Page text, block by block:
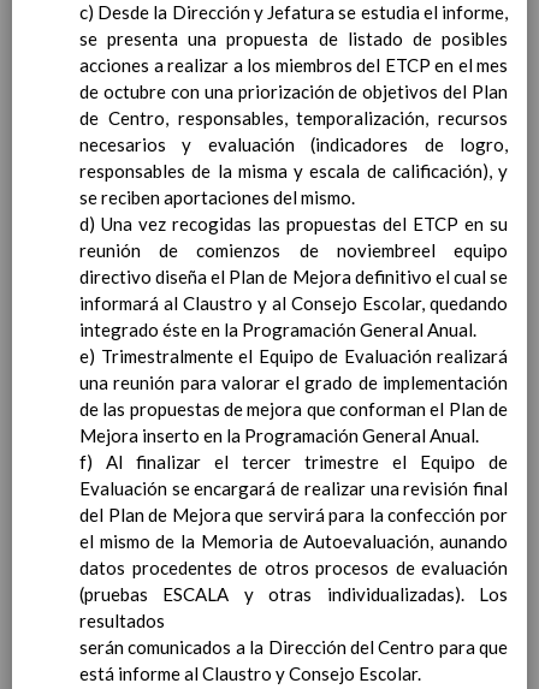
ContribuciÃ³n del Ã¡rea a
las competencias clave
ConcreciÃ³n curricular
para la etapa. Perfiles de
Ã¡rea y de
competencias
En revisiÃ³n
Ãrea de Lengua Extranjera
(inglÃ©s)
Objetivos del Ã¡rea
ContribuciÃ³n del Ã¡rea a
las competencias clave
ConcreciÃ³n curricular
para la etapa. Perfiles de
Ã¡rea y de
competencias
En revisiÃ³n
Ãrea de Ciencias de la
Naturaleza
Objetivos del Ã¡rea
ContribuciÃ³n del Ã¡rea a
las competencias clave
ConcreciÃ³n curricular
para la etapa. Perfiles de
Ã¡rea y de
Ãrea de Ciencias Sociales
Objetivos del Ã¡rea
c) Desde la Dirección y Jefatura se estudia el informe,
se presenta una propuesta de listado de posibles
acciones a realizar a los miembros del ETCP en el mes
de octubre con una priorización de objetivos del Plan
de Centro, responsables, temporalización, recursos
necesarios y evaluación (indicadores de logro,
responsables de la misma y escala de calificación), y
se reciben aportaciones del mismo.
d) Una vez recogidas las propuestas del ETCP en su
reunión de comienzos de noviembreel equipo
directivo diseña el Plan de Mejora definitivo el cual se
informará al Claustro y al Consejo Escolar, quedando
integrado éste en la Programación General Anual.
e) Trimestralmente el Equipo de Evaluación realizará
una reunión para valorar el grado de implementación
de las propuestas de mejora que conforman el Plan de
Mejora inserto en la Programación General Anual.
f) Al finalizar el tercer trimestre el Equipo de
Evaluación se encargará de realizar una revisión final
del Plan de Mejora que servirá para la confección por
el mismo de la Memoria de Autoevaluación, aunando
datos procedentes de otros procesos de evaluación
(pruebas ESCALA y otras individualizadas). Los
resultados
serán comunicados a la Dirección del Centro para que
está informe al Claustro y Consejo Escolar.